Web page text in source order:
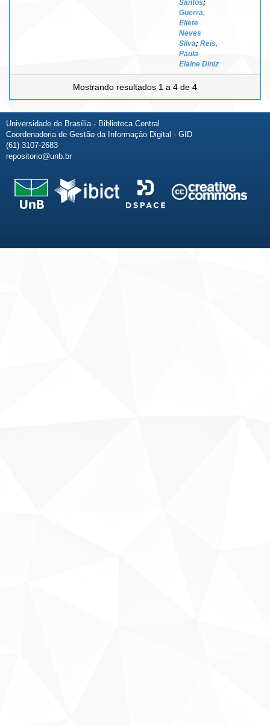
Santos;
Guerra,
Eliete
Neves
Silva; Reis,
Paula
Elaine Diniz
Mostrando resultados 1 a 4 de 4
Universidade de Brasília - Biblioteca Central
Coordenadoria de Gestão da Informação Digital - GID
(61) 3107-2683
repositorio@unb.br